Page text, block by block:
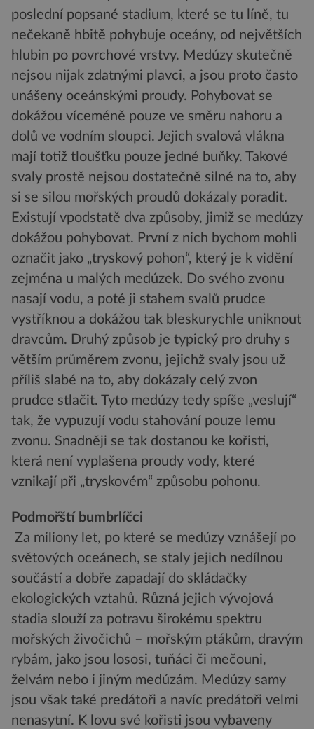
poslední popsané stadium, které se tu líně, tu
nečekaně hbitě pohybuje oceány, od největších
hlubin po povrchové vrstvy. Medúzy skutečně
nejsou nijak zdatnými plavci, a jsou proto často
unášeny oceánskými proudy. Pohybovat se
dokážou víceméně pouze ve směru nahoru a
dolů ve vodním sloupci. Jejich svalová vlákna
mají totiž tloušťku pouze jedné buňky. Takové
svaly prostě nejsou dostatečně silné na to, aby
si se silou mořských proudů dokázaly poradit.
Existují vpodstatě dva způsoby, jimiž se medúzy
dokážou pohybovat. První z nich bychom mohli
označit jako „tryskový pohon“, který je k vidění
zejména u malých medúzek. Do svého zvonu
nasají vodu, a poté ji stahem svalů prudce
vystříknou a dokážou tak bleskurychle uniknout
dravcům. Druhý způsob je typický pro druhy s
větším průměrem zvonu, jejichž svaly jsou už
příliš slabé na to, aby dokázaly celý zvon
prudce stlačit. Tyto medúzy tedy spíše „veslují“
tak, že vypuzují vodu stahování pouze lemu
zvonu. Snadněji se tak dostanou ke kořisti,
která není vyplašena proudy vody, které
vznikají při „tryskovém“ způsobu pohonu.
Podmořští bumbrlíčci
Za miliony let, po které se medúzy vznášejí po
světových oceánech, se staly jejich nedílnou
součástí a dobře zapadají do skládačky
ekologických vztahů. Různá jejich vývojová
stadia slouží za potravu širokému spektru
mořských živočichů – mořským ptákům, dravým
rybám, jako jsou lososi, tuňáci či mečouni,
želvám nebo i jiným medúzám. Medúzy samy
jsou však také predátoři a navíc predátoři velmi
nenasytní. K lovu své kořisti jsou vybaveny